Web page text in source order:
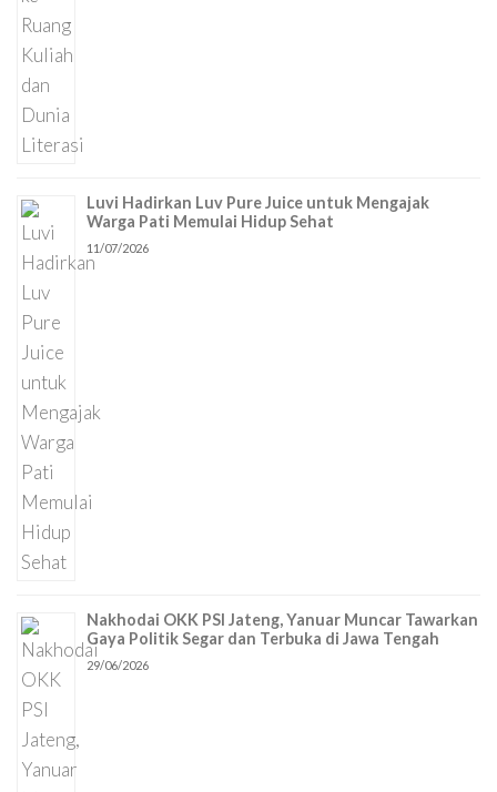
Luvi Hadirkan Luv Pure Juice untuk Mengajak
Warga Pati Memulai Hidup Sehat
11/07/2026
Nakhodai OKK PSI Jateng, Yanuar Muncar Tawarkan
Gaya Politik Segar dan Terbuka di Jawa Tengah
29/06/2026